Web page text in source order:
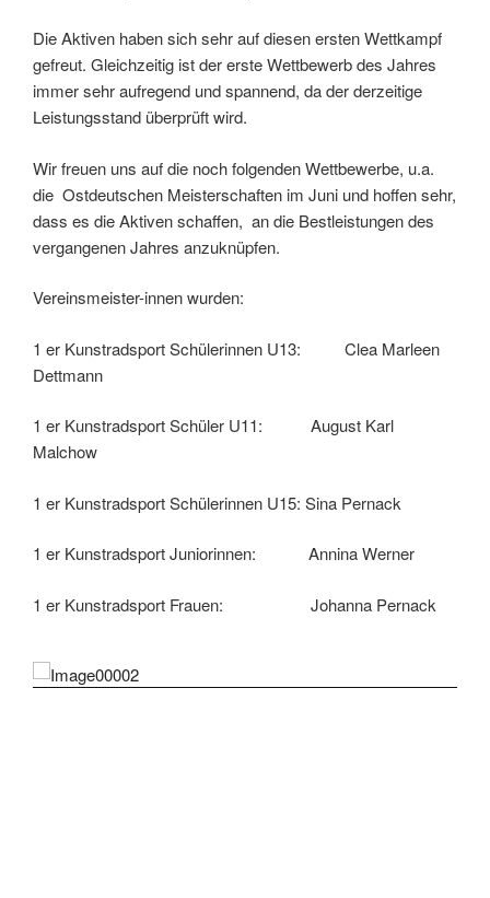
Die Aktiven haben sich sehr auf diesen ersten Wettkampf
gefreut. Gleichzeitig ist der erste Wettbewerb des Jahres
immer sehr aufregend und spannend, da der derzeitige
Leistungsstand überprüft wird.
Wir freuen uns auf die noch folgenden Wettbewerbe, u.a.
die Ostdeutschen Meisterschaften im Juni und hoffen sehr,
dass es die Aktiven schaffen, an die Bestleistungen des
vergangenen Jahres anzuknüpfen.
Vereinsmeister-innen wurden:
1 er Kunstradsport Schülerinnen U13: Clea Marleen
Dettmann
1 er Kunstradsport Schüler U11: August Karl
Malchow
1 er Kunstradsport Schülerinnen U15: Sina Pernack
1 er Kunstradsport Juniorinnen: Annina Werner
1 er Kunstradsport Frauen: Johanna Pernack